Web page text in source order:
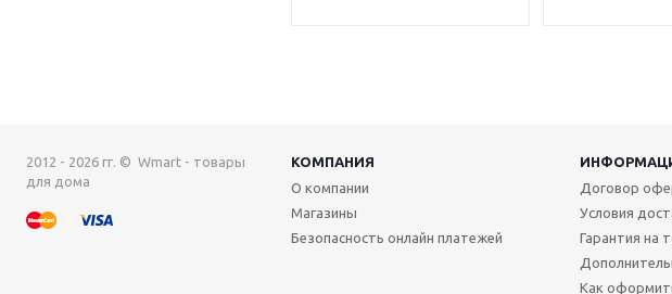
2012 - 2026 гг. © Wmart - товары
для дома
КОМПАНИЯ
О компании
Магазины
Безопасность онлайн платежей
Договор
Условия
Гарантия на
Как